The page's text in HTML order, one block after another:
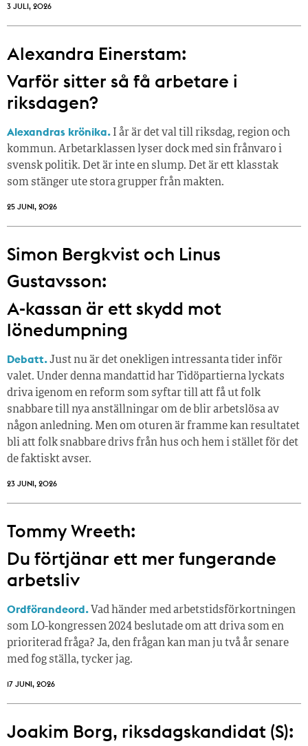
3 JULI, 2026
Alexandra Einerstam:
Varför sitter så få ­arbetare i
riksdagen?
Alexandras krönika. I år är det val till riksdag, region och
kommun. Arbetarklassen lyser dock med sin frånvaro i
svensk politik. Det är inte en slump. Det är ett klasstak
som stänger ute stora grupper från makt­en.
25 JUNI, 2026
Simon Bergkvist och Linus
Gustavsson:
A-kassan är ett skydd mot
lönedumpning
Debatt.Just nu är det onekligen intressanta tider inför
valet. Under denna mandattid har Tidöpartierna lyckats
driva igenom en reform som syftar till att få ut folk
snabbare till nya anställningar om de blir arbetslösa av
någon anledning. Men om oturen är framme kan resultatet
bli att folk snabbare drivs från hus och hem i stället för det
de faktiskt avser.
23 JUNI, 2026
Tommy Wreeth:
Du förtjänar ett mer fungerande
arbetsliv
Ordförandeord. Vad händer med arbetstidsförkortningen
som LO-kongressen 2024 beslutade om att driva som en
prioriterad fråga? Ja, den frågan kan man ju två år senare
med fog ställa, tycker jag.
17 JUNI, 2026
Joakim Borg, riksdagskandidat (S):